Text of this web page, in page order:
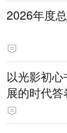
2026年度
以光影初
展的时代
百花奖系列